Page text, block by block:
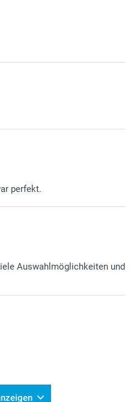
perfekt.
Auswahlmöglichkeiten und